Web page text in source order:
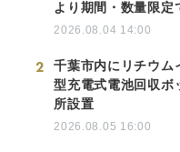
より期間・数量限定
2026.08.04 14:00
2
千葉市内にリチウム
型充電式電池回収ボ
所設置
2026.08.05 16:00